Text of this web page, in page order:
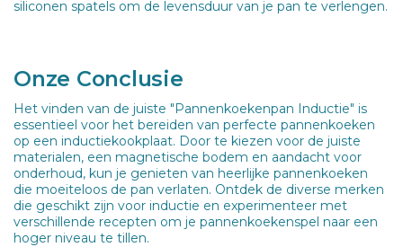
siliconen spatels om de levensduur van je pan te verlengen.
Onze Conclusie
Het vinden van de juiste "Pannenkoekenpan Inductie" is
essentieel voor het bereiden van perfecte pannenkoeken
op een inductiekookplaat. Door te kiezen voor de juiste
materialen, een magnetische bodem en aandacht voor
onderhoud, kun je genieten van heerlijke pannenkoeken
die moeiteloos de pan verlaten. Ontdek de diverse merken
die geschikt zijn voor inductie en experimenteer met
verschillende recepten om je pannenkoekenspel naar een
hoger niveau te tillen.